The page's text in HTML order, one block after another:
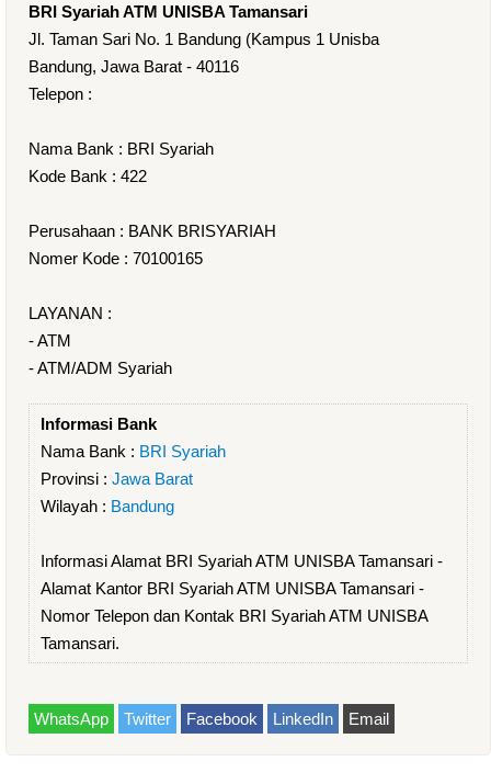
BRI Syariah ATM UNISBA Tamansari
Jl. Taman Sari No. 1 Bandung (Kampus 1 Unisba
Bandung, Jawa Barat - 40116
Telepon :
Nama Bank : BRI Syariah
Kode Bank : 422
Perusahaan : BANK BRISYARIAH
Nomer Kode : 70100165
LAYANAN :
- ATM
- ATM/ADM Syariah
Informasi Bank
Nama Bank : BRI Syariah
Provinsi : Jawa Barat
Wilayah : Bandung
Informasi Alamat BRI Syariah ATM UNISBA Tamansari -
Alamat Kantor BRI Syariah ATM UNISBA Tamansari -
Nomor Telepon dan Kontak BRI Syariah ATM UNISBA
Tamansari.
WhatsApp Twitter Facebook LinkedIn Email